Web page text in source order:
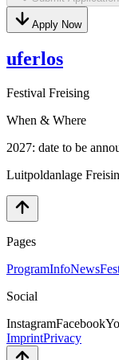
Apply Now
uferlos
Festival Freising
When & Where
2027: date to be
Luitpoldanlage
Pages
ProgramInfoNews
Social
InstagramFacebook
ImprintPrivacy